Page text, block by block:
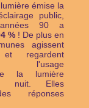
émise la
public,
90 a
% ! De plus en
agissent
et regardent
l'usage
la lumière
nuit. Elles
réponses